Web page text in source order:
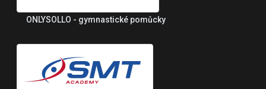
ONLYSOLLO - gymnastické pomůcky